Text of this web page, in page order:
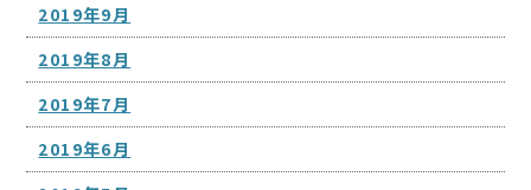
2019年9月
2019年8月
2019年7月
2019年6月